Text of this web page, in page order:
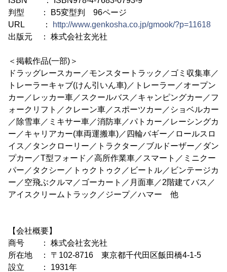
判型 ： B5変型判 96ページ
URL ：
http://www.genkosha.co.jp/gmook/?p=11618
出版元 ： 株式会社玄光社
＜掲載作品(一部)＞
ドラッグレースカー／モンスタートラック／ゴミ収集車／
トレーラーキャブ(けん引いん車)／トレーラー／オープン
カー／レッカー車／スクールバス／キャンピングカー／フ
ォークリフト／クレーン車／スポーツカー／ショベルカー
／除雪車／ミキサー車／消防車／パトカー／レーシングカ
ー／キャリアカー(車両運搬車)／四輪バギー／ロールスロ
イス／タンクローリー／トラクター／ブルドーザー／ダン
プカー／T型フォード／高所作業車／スマート／ミニクー
パー／タクシー／トゥクトゥク／ビートル／ビンテージカ
ー／空飛ぶクルマ／ゴーカート／月面車／2階建てバス／
アイスクリームトラック／ジープ／ハマー 他
【会社概要】
商号 ： 株式会社玄光社
所在地 ： 〒102-8716 東京都千代田区飯田橋4-1-5
設立 ： 1931年